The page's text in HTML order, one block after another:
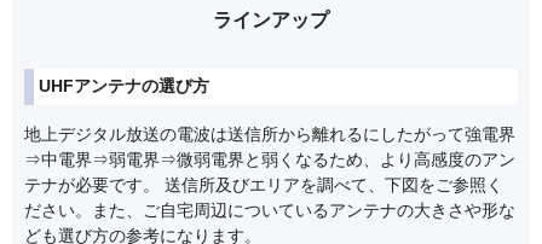
ラインアップ
UHFアンテナの選び方
地上デジタル放送の電波は送信所から離れるにしたがって強電界
⇒中電界⇒弱電界⇒微弱電界と弱くなるため、より高感度のアン
テナが必要です。 送信所及びエリアを調べて、下図をご参照く
ださい。また、ご自宅周辺についているアンテナの大きさや形な
ども選び方の参考になります。